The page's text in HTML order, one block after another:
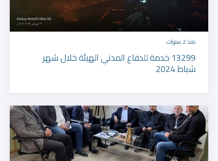
منذ 2 سنوات
13299 خدمة للدفاع المدني الهيئة خلال شهر
شباط 2024